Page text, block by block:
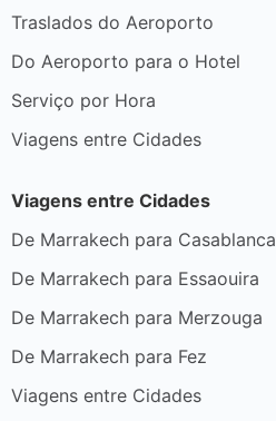
Traslados do Aeroporto
Do Aeroporto para o Hotel
Serviço por Hora
Viagens entre Cidades
Viagens entre Cidades
De Marrakech para Casablanca
De Marrakech para Essaouira
De Marrakech para Merzouga
De Marrakech para Fez
Viagens entre Cidades